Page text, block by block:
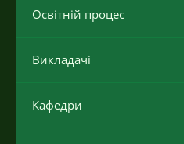
Освітній процес
Викладачі
Кафедри